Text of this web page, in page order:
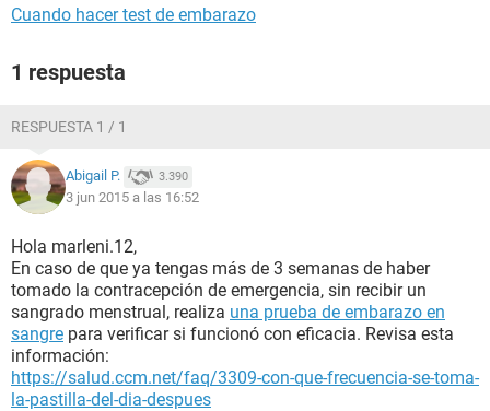
Cuando hacer test de embarazo
1 respuesta
RESPUESTA 1 / 1
Abigail P. 3.390
3 jun 2015 a las 16:52
Hola marleni.12,
En caso de que ya tengas más de 3 semanas de haber
tomado la contracepción de emergencia, sin recibir un
sangrado menstrual, realiza una prueba de embarazo en
sangre para verificar si funcionó con eficacia. Revisa esta
información:
https://salud.ccm.net/faq/3309-con-que-frecuencia-se-toma-
la-pastilla-del-dia-despues